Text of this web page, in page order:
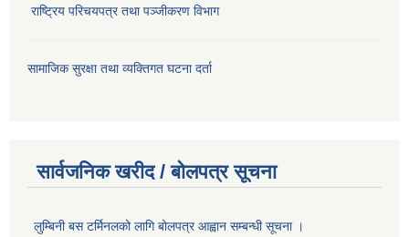
राष्ट्रिय परिचयपत्र तथा पञ्जीकरण विभाग
सामाजिक सुरक्षा तथा व्यक्तिगत घटना दर्ता
सार्वजनिक खरीद / बोलपत्र सूचना
लुम्बिनी बस टर्मिनलको लागि बोलपत्र आह्वान सम्बन्धी सूचना ।